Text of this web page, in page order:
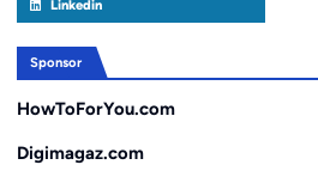
Linkedin
Sponsor
HowToForYou.com
Digimagaz.com